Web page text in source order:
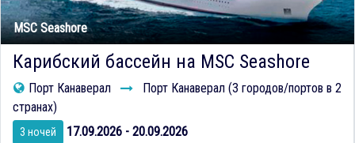
MSC Seashore
Карибский бассейн на MSC Seashore
Порт Канаверал
Порт Канаверал (3 городов/портов в 2
странах)
3 ночей 17.09.2026 - 20.09.2026